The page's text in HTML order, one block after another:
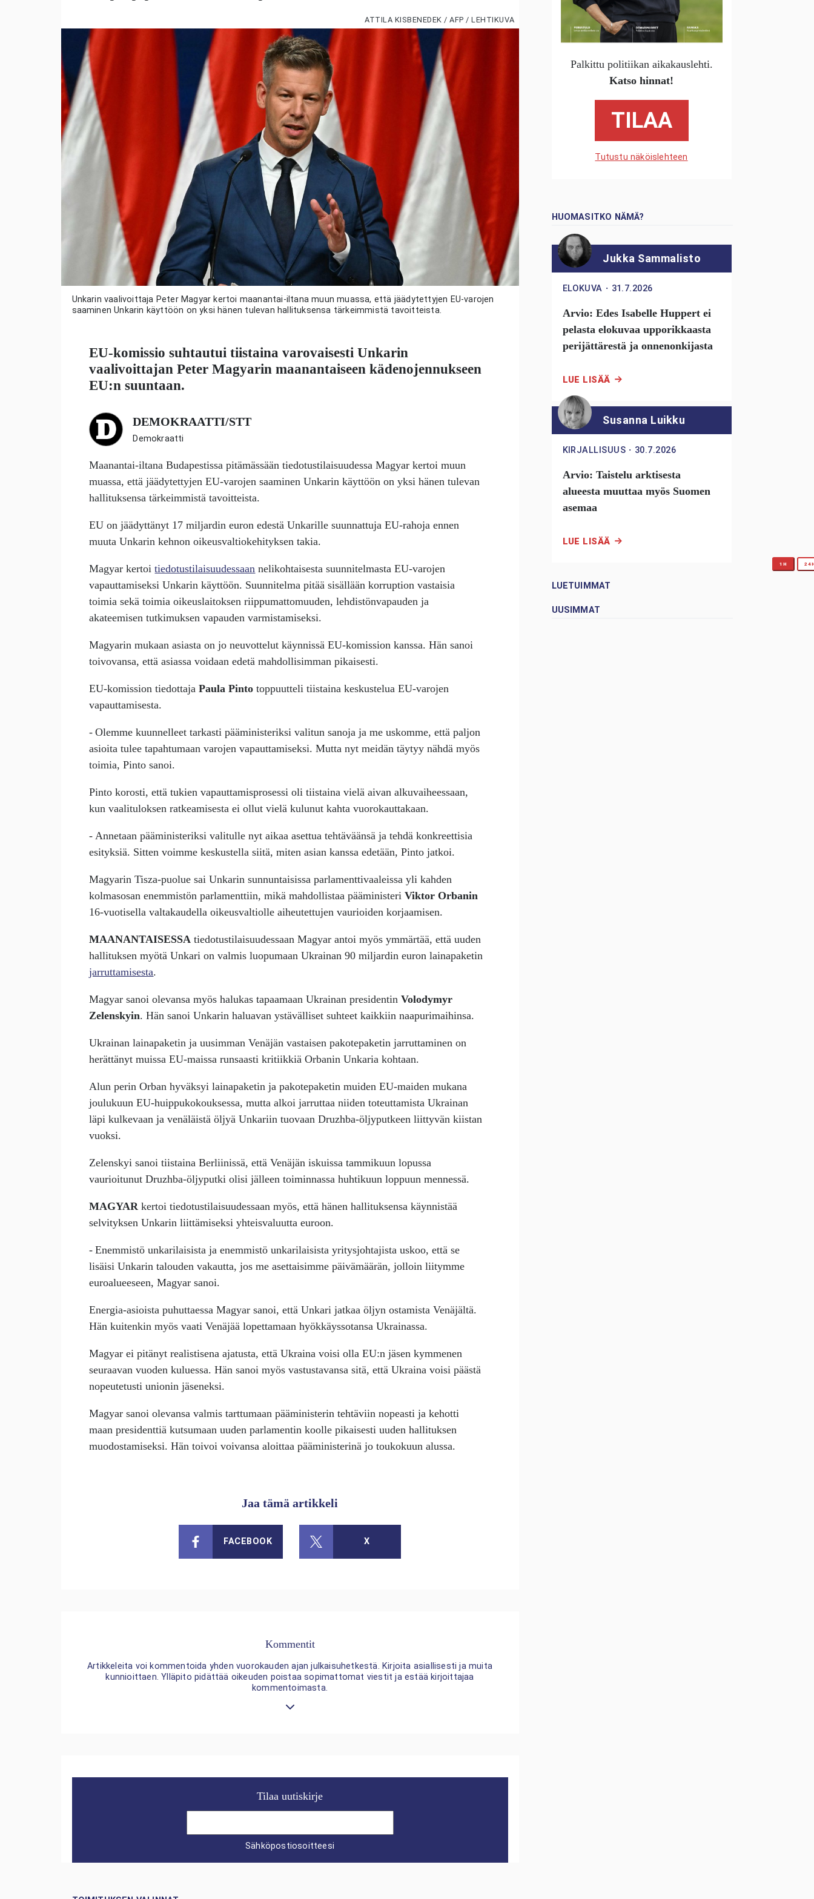
ATTILA KISBENEDEK / AFP / LEHTIKUVA
Unkarin vaalivoittaja Peter Magyar kertoi maanantai-iltana muun muassa, että jäädytettyjen EU-varojen
saaminen Unkarin käyttöön on yksi hänen tulevan hallituksensa tärkeimmistä tavoitteista.
EU-komissio suhtautui tiistaina varovaisesti Unkarin
vaalivoittajan Peter Magyarin maanantaiseen kädenojennukseen
EU:n suuntaan.
DEMOKRAATTI/STT
Demokraatti
Maanantai-iltana Budapestissa pitämässään tiedotustilaisuudessa Magyar kertoi muun
muassa, että jäädytettyjen EU-varojen saaminen Unkarin käyttöön on yksi hänen tulevan
hallituksensa tärkeimmistä tavoitteista.
EU on jäädyttänyt 17 miljardin euron edestä Unkarille suunnattuja EU-rahoja ennen
muuta Unkarin kehnon oikeusvaltiokehityksen takia.
Magyar kertoitiedotustilaisuudessaan nelikohtaisesta suunnitelmasta EU-varojen
vapauttamiseksi Unkarin käyttöön. Suunnitelma pitää sisällään korruption vastaisia
toimia sekä toimia oikeuslaitoksen riippumattomuuden, lehdistönvapauden ja
akateemisen tutkimuksen vapauden varmistamiseksi.
Magyarin mukaan asiasta on jo neuvottelut käynnissä EU-komission kanssa. Hän sanoi
toivovansa, että asiassa voidaan edetä mahdollisimman pikaisesti.
EU-komission tiedottajaPaula Pinto toppuutteli tiistaina keskustelua EU-varojen
vapauttamisesta.
- Olemme kuunnelleet tarkasti pääministeriksi valitun sanoja ja me uskomme, että paljon
asioita tulee tapahtumaan varojen vapauttamiseksi. Mutta nyt meidän täytyy nähdä myös
toimia, Pinto sanoi.
Pinto korosti, että tukien vapauttamisprosessi oli tiistaina vielä aivan alkuvaiheessaan,
kun vaalituloksen ratkeamisesta ei ollut vielä kulunut kahta vuorokauttakaan.
- Annetaan pääministeriksi valitulle nyt aikaa asettua tehtäväänsä ja tehdä konkreettisia
esityksiä. Sitten voimme keskustella siitä, miten asian kanssa edetään, Pinto jatkoi.
Magyarin Tisza-puolue sai Unkarin sunnuntaisissa parlamenttivaaleissa yli kahden
kolmasosan enemmistön parlamenttiin, mikä mahdollistaa pääministeriViktor Orbanin
16-vuotisella valtakaudella oikeusvaltiolle aiheutettujen vaurioiden korjaamisen.
MAANANTAISESSA tiedotustilaisuudessaan Magyar antoi myös ymmärtää, että uuden
hallituksen myötä Unkari on valmis luopumaan Ukrainan 90 miljardin euron lainapaketin
jarruttamisesta.
Magyar sanoi olevansa myös halukas tapaamaan Ukrainan presidentinVolodymyr
Zelenskyin. Hän sanoi Unkarin haluavan ystävälliset suhteet kaikkiin naapurimaihinsa.
Ukrainan lainapaketin ja uusimman Venäjän vastaisen pakotepaketin jarruttaminen on
herättänyt muissa EU-maissa runsaasti kritiikkiä Orbanin Unkaria kohtaan.
Alun perin Orban hyväksyi lainapaketin ja pakotepaketin muiden EU-maiden mukana
joulukuun EU-huippukokouksessa, mutta alkoi jarruttaa niiden toteuttamista Ukrainan
läpi kulkevaan ja venäläistä öljyä Unkariin tuovaan Druzhba-öljyputkeen liittyvän kiistan
vuoksi.
Zelenskyi sanoi tiistaina Berliinissä, että Venäjän iskuissa tammikuun lopussa
vaurioitunut Druzhba-öljyputki olisi jälleen toiminnassa huhtikuun loppuun mennessä.
MAGYAR kertoi tiedotustilaisuudessaan myös, että hänen hallituksensa käynnistää
selvityksen Unkarin liittämiseksi yhteisvaluutta euroon.
- Enemmistö unkarilaisista ja enemmistö unkarilaisista yritysjohtajista uskoo, että se
lisäisi Unkarin talouden vakautta, jos me asettaisimme päivämäärän, jolloin liitymme
euroalueeseen, Magyar sanoi.
Energia-asioista puhuttaessa Magyar sanoi, että Unkari jatkaa öljyn ostamista Venäjältä.
Hän kuitenkin myös vaati Venäjää lopettamaan hyökkäyssotansa Ukrainassa.
Magyar ei pitänyt realistisena ajatusta, että Ukraina voisi olla EU:n jäsen kymmenen
seuraavan vuoden kuluessa. Hän sanoi myös vastustavansa sitä, että Ukraina voisi päästä
nopeutetusti unionin jäseneksi.
Magyar sanoi olevansa valmis tarttumaan pääministerin tehtäviin nopeasti ja kehotti
maan presidenttiä kutsumaan uuden parlamentin koolle pikaisesti uuden hallituksen
muodostamiseksi. Hän toivoi voivansa aloittaa pääministerinä jo toukokuun alussa.
Jaa tämä artikkeli
FACEBOOK X
Kommentit
Artikkeleita voi kommentoida yhden vuorokauden ajan julkaisuhetkestä. Kirjoita asiallisesti ja muita
kunnioittaen. Ylläpito pidättää oikeuden poistaa sopimattomat viestit ja estää kirjoittajaa
kommentoimasta.
Tilaa uutiskirje
Sähköpostiosoitteesi
Palkittu politiikan aikakauslehti.
Katso hinnat!
TILAA
Tutustu näköislehteen
HUOMASITKO NÄMÄ?
Jukka Sammalisto
ELOKUVA ・ 31.7.2026
Arvio: Edes Isabelle Huppert ei
pelasta elokuvaa upporikkaasta
perijättärestä ja onnenonkijasta
LUE LISÄÄ
Susanna Luikku
KIRJALLISUUS ・ 30.7.2026
Arvio: Taistelu arktisesta
alueesta muuttaa myös Suomen
asemaa
LUE LISÄÄ
LUETUIMMAT
1H
UUSIMMAT